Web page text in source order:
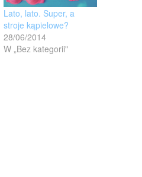
Lato, lato. Super, a
stroje kąpielowe?
28/06/2014
W „Bez kategorii"